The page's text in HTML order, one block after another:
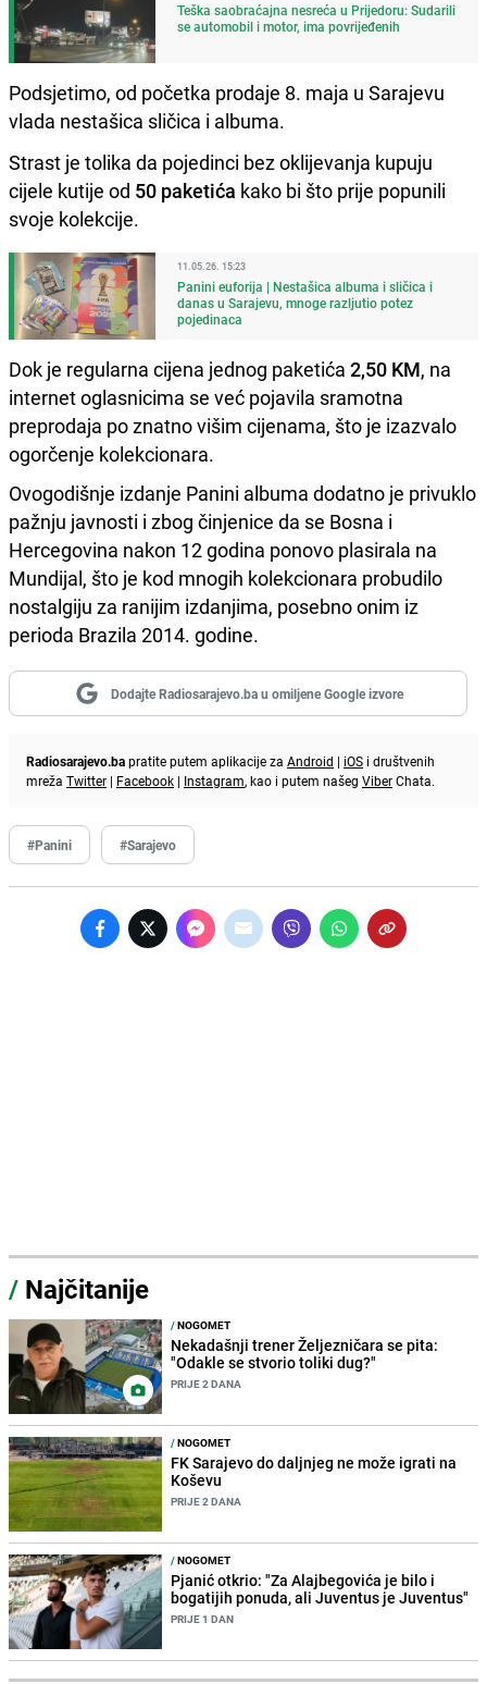
Teška saobraćajna nesreća u Prijedoru: Sudarili
se automobil i motor, ima povrijeđenih
Podsjetimo, od početka prodaje 8. maja u Sarajevu
vlada nestašica sličica i albuma.
Strast je tolika da pojedinci bez oklijevanja kupuju
cijele kutije od 50 paketića kako bi što prije popunili
svoje kolekcije.
11.05.26. 15:23
Panini euforija | Nestašica albuma i sličica i
danas u Sarajevu, mnoge razljutio potez
pojedinaca
Dok je regularna cijena jednog paketića 2,50 KM, na
internet oglasnicima se već pojavila sramotna
preprodaja po znatno višim cijenama, što je izazvalo
ogorčenje kolekcionara.
Ovogodišnje izdanje Panini albuma dodatno je privuklo
pažnju javnosti i zbog činjenice da se Bosna i
Hercegovina nakon 12 godina ponovo plasirala na
Mundijal, što je kod mnogih kolekcionara probudilo
nostalgiju za ranijim izdanjima, posebno onim iz
perioda Brazila 2014. godine.
Dodajte Radiosarajevo.ba u omiljene Google izvore
Radiosarajevo.bapratite putem aplikacije za Android | iOS i društvenih
mreža Twitter | Facebook | Instagram, kao i putem našeg ViberChata.
#Panini #Sarajevo
/ Najčitanije
/NOGOMET
Nekadašnji trener Željezničara se pita:
"Odakle se stvorio toliki dug?"
PRIJE 2 DANA
/NOGOMET
FK Sarajevo do daljnjeg ne može igrati na
Koševu
PRIJE 2 DANA
/NOGOMET
Pjanić otkrio: "Za Alajbegovića je bilo i
bogatijih ponuda, ali Juventus je Juventus"
PRIJE 1 DAN